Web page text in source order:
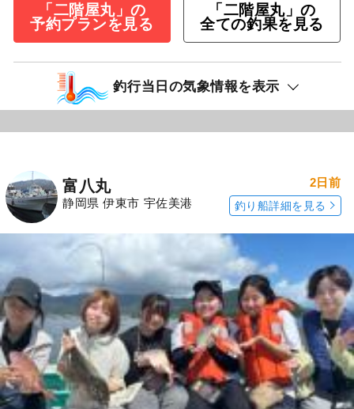
「二階屋丸」の
予約プランを見る
「二階屋丸」の
全ての釣果を見る
釣行当日の気象情報を表示
富八丸
静岡県 伊東市 宇佐美港
2日前
釣り船詳細を見る